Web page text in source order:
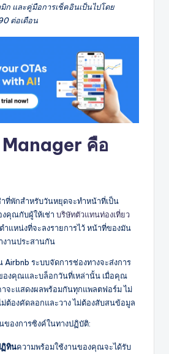
ก และคู่มือการเช็คอินเป็นไปโดย
ต่อเดือน
คือ
ที่พักสำหรับวันหยุดจะทำหน้าที่เป็น
งคุณกับผู้ให้เช่า บริษัทตัวแทนท่องเที่ยว
ำแหน่งที่จะลงรายการไว้ หน้าที่ของมัน
งานประสานกัน
Airbnb ระบบจัดการช่องทางจะส่งการ
องคุณและบล็อกวันที่เหล่านั้น เมื่อคุณ
จะแสดงผลพร้อมกันทุกแพลตฟอร์ม ไม่
ม่ต้องคัดลอกและวาง ไม่ต้องสับสนข้อมูล
ของการซิงค์ในทางปฏิบัติ:
ฏิทินความพร้อมใช้งานของคุณจะได้รับ